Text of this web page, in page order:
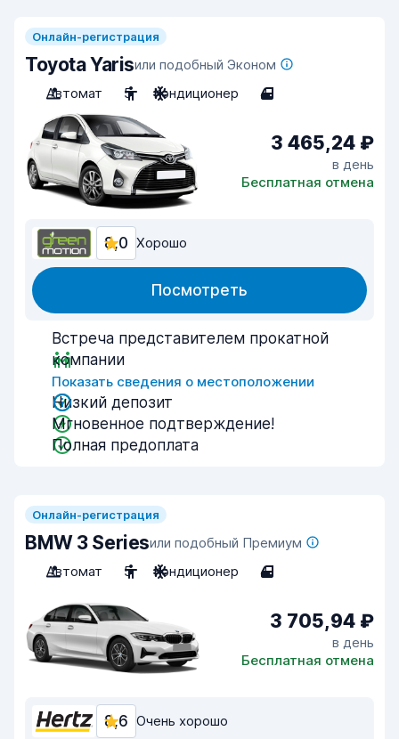
Онлайн-регистрация
Toyota Yarisили подобный Эконом
Автомат
5 Кондиционер 4
3 465,24 ₽
в день
Бесплатная отмена
8,0 Хорошо
Посмотреть
Встреча представителем прокатной
компании
Показать сведения о местоположении
Низкий депозит
Мгновенное подтверждение!
Полная предоплата
Онлайн-регистрация
BMW 3 Seriesили подобный Премиум
Автомат
5 Кондиционер 4
3 705,94 ₽
в день
Бесплатная отмена
8,6 Очень хорошо